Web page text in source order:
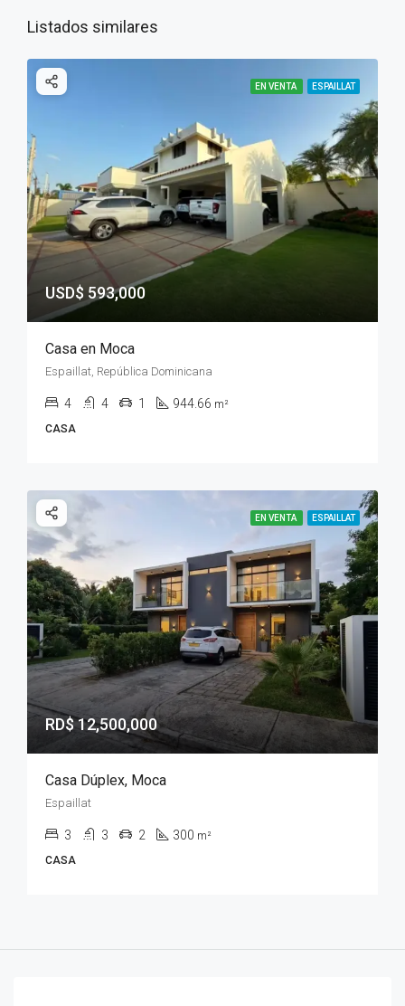
Listados similares
EN VENTA ESPAILLAT
USD$ 593,000
Casa en Moca
Espaillat, República Dominicana
4 4 1 944.66 m²
CASA
EN VENTA ESPAILLAT
RD$ 12,500,000
Casa Dúplex, Moca
Espaillat
3 3 2 300 m²
CASA